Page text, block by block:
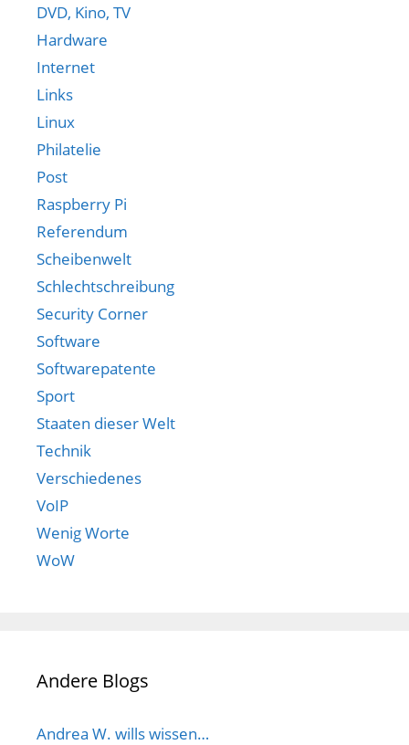
DVD, Kino, TV
Hardware
Internet
Links
Linux
Philatelie
Post
Raspberry Pi
Referendum
Scheibenwelt
Schlechtschreibung
Security Corner
Software
Softwarepatente
Sport
Staaten dieser Welt
Technik
Verschiedenes
VoIP
Wenig Worte
WoW
Andere Blogs
Andrea W. wills wissen…